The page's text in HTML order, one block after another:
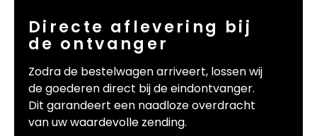
Directe aflevering bij
de ontvanger
Zodra de bestelwagen arriveert, lossen wij
de goederen direct bij de eindontvanger.
Dit garandeert een naadloze overdracht
van uw waardevolle zending.